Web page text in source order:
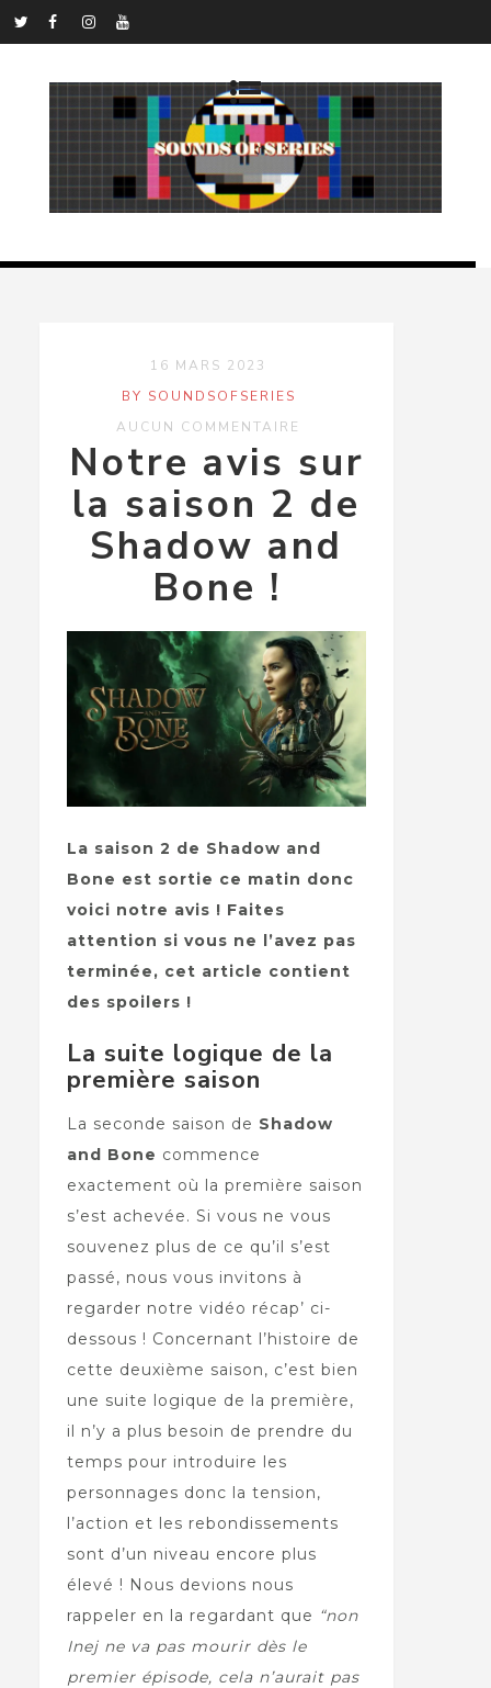
16 MARS 2023
BY SOUNDSOFSERIES
AUCUN COMMENTAIRE
Notre avis sur
la saison 2 de
Shadow and
Bone !
La saison 2 de Shadow and
Bone est sortie ce matin donc
voici notre avis ! Faites
attention si vous ne l’avez pas
terminée, cet article contient
des spoilers !
La suite logique de la
première saison
La seconde saison de Shadow
and Bone commence
exactement où la première saison
s’est achevée. Si vous ne vous
souvenez plus de ce qu’il s’est
passé, nous vous invitons à
regarder notre vidéo récap’ ci-
dessous ! Concernant l’histoire de
cette deuxième saison, c’est bien
une suite logique de la première,
il n’y a plus besoin de prendre du
temps pour introduire les
personnages donc la tension,
l’action et les rebondissements
sont d’un niveau encore plus
élevé ! Nous devions nous
rappeler en la regardant que “non
Inej ne va pas mourir dès le
premier épisode, cela n’aurait pas